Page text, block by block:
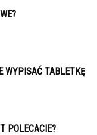
WYPISAĆ TABLETKĘ
POLECACIE?